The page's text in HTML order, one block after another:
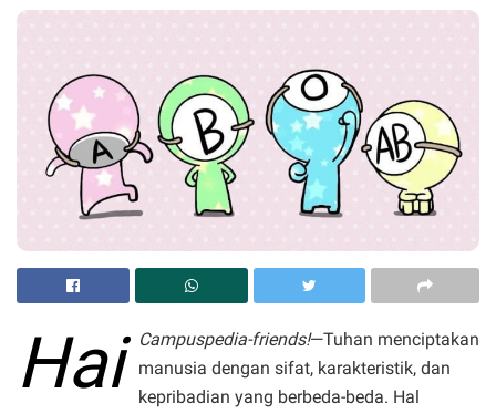
Hai Campuspedia-friends!—Tuhan menciptakan
manusia dengan sifat, karakteristik, dan
kepribadian yang berbeda-beda. Hal